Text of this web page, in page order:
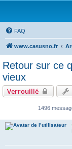
FAQ
www.casusno.fr
Retour sur ce
vieux
Verrouillé
1496